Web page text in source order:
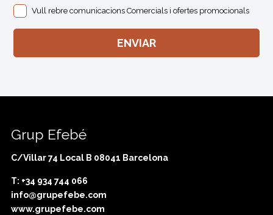
Vull rebre comunicacions Comercials i ofertes promocionals
Grup Efebé
C/Villar 74 Local B 08041 Barcelona
T: +34 934 744 066
info@grupefebe.com
www.grupefebe.com